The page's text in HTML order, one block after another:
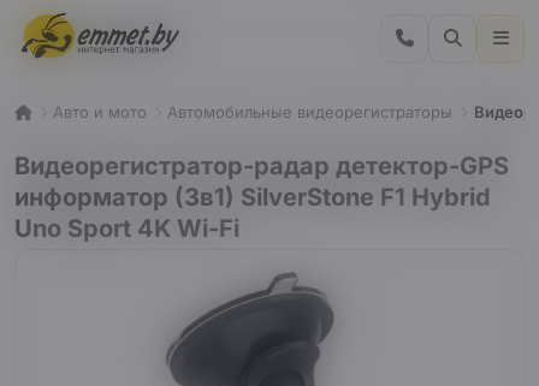
Авто и мото Автомобильные видеорегистраторы
Видеорегистратор-радар детектор-GPS
информатор (3в1) SilverStone F1 Hybrid
Uno Sport 4K Wi-Fi